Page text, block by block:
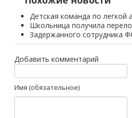
Детская команда по легкой
Школьница получила
Задержанного сотрудника
Добавить комментарий
Имя (обязательное)